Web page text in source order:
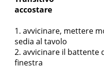
accostare
avvicinare, mettere
sedia al tavolo
avvicinare il battente
finestra